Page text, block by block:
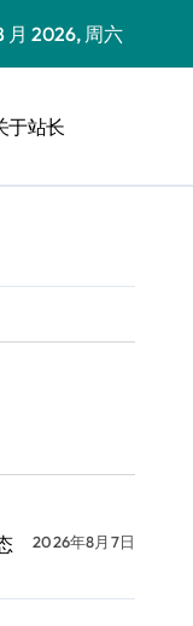
月 2026, 周六
于站长
2026年8月7日